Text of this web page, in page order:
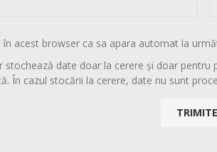
în acest browser ca sa apara automat la
date doar la cerere și doar
În cazul stocării la cerere, date nu sunt